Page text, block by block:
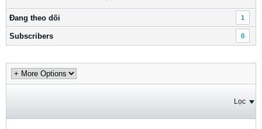
Ðang theo dõi 1
Subscribers 0
Lọc